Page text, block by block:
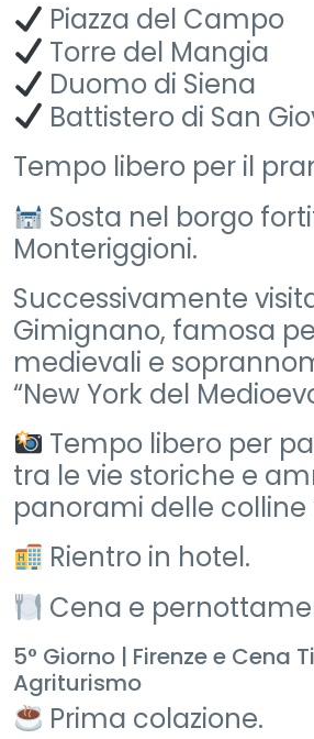
Piazza del Campo
Torre del Mangia
Duomo di Siena
Battistero di San
Tempo libero per il
Sosta nel borgo
Monteriggioni.
Successivamente
Gimignano, famosa
medievali e
“New York del
Tempo libero per
tra le vie storiche e
panorami delle colline
Rientro in hotel.
Cena e
5° Giorno | Firenze e Cena
Agriturismo
Prima colazione.